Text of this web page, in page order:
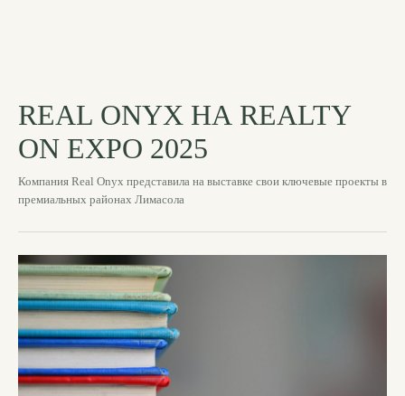
REAL ONYX НА REALTY
ON EXPO 2025
Компания Real Onyx представила на выставке свои ключевые проекты в
премиальных районах Лимасола